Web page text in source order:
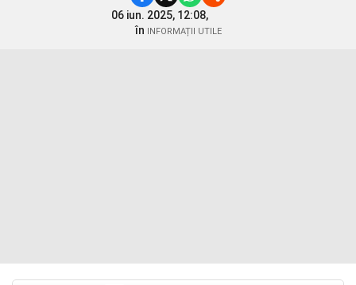
06 iun. 2025, 12:08,
în INFORMAȚII UTILE